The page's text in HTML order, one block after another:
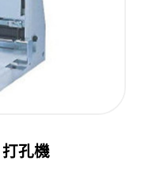
孔機